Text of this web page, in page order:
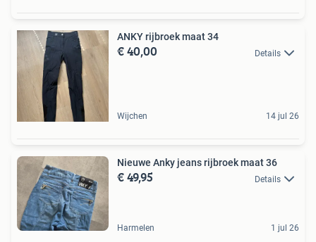
ANKY rijbroek maat 34
€ 40,00 Details
Wijchen 14 jul 26
Nieuwe Anky jeans rijbroek maat 36
€ 49,95 Details
Harmelen 1 jul 26